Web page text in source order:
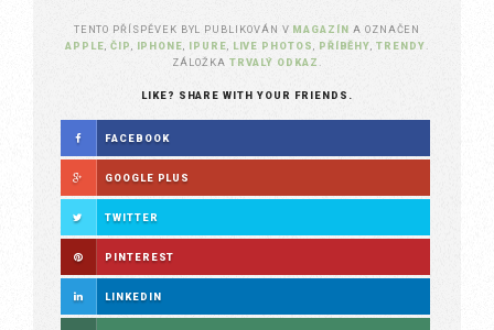
TENTO PŘÍSPĚVEK BYL PUBLIKOVÁN V MAGAZÍN A OZNAČEN
APPLE ČIP IPHONE IPURE LIVE PHOTOS PŘÍBĚHY ,TRENDY
ZÁLOŽKA TRVALÝ ODKAZ
LIKE? SHARE WITH YOUR FRIENDS.
FACEBOOK
GOOGLE PLUS
TWITTER
PINTEREST
LINKEDIN